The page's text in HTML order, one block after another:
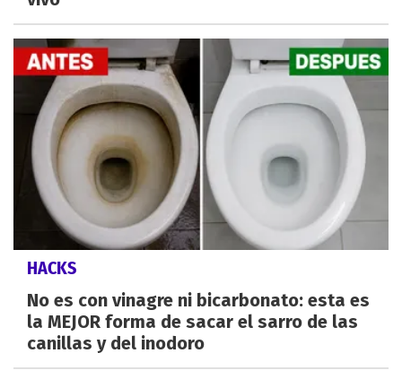
HACKS
No es con vinagre ni bicarbonato: esta es
la MEJOR forma de sacar el sarro de las
canillas y del inodoro